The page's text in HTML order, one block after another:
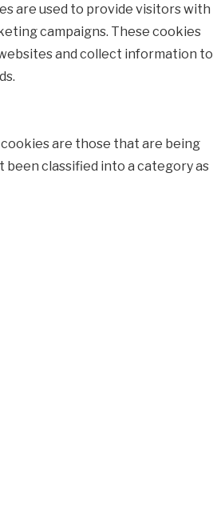
are used to provide visitors with
campaigns. These cookies
and collect information to
are those that are being
been classified into a category as